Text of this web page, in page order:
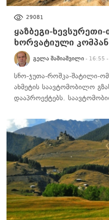
29081
ყაზბეგი-
ხორვატიული
ᲒᲔᲚᲐ ᲨᲐᲨᲘᲐᲨᲕᲘᲚᲘ - 16:55
სნო-ჯუთა-როშკა-შატილი-
ახმეტის საავტომობილო
დააპროექტებს.